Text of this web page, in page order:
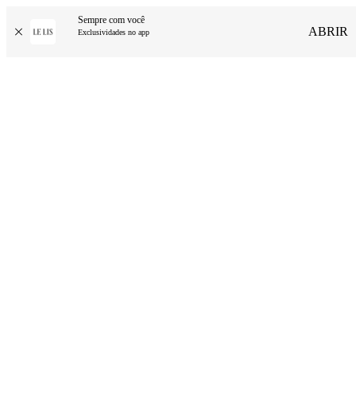
Sempre com você
Exclusividades no app ABRIR